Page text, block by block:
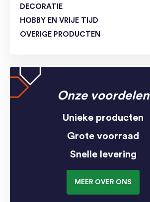
DECORATIE
HOBBY EN VRIJE TIJD
OVERIGE PRODUCTEN
Onze voordelen
Unieke producten
Grote voorraad
Snelle levering
MEER OVER ONS